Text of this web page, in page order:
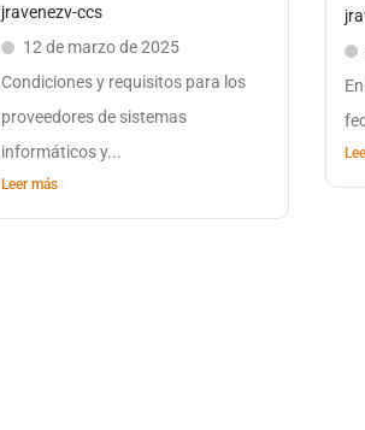
jravenezv-ccs
12 de marzo de 2025
Condiciones y requisitos para los
proveedores de sistemas
informáticos y...
Leer más